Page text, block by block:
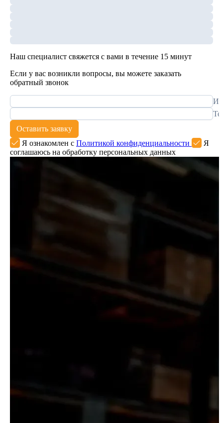
Наш специалист свяжется с вами в течение 15 минут
Если у вас возникли вопросы, вы можете заказать
обратный звонок
Оставить заявку
Я ознакомлен с Политикой конфиденциальности
Я
соглашаюсь на обработку персональных данных